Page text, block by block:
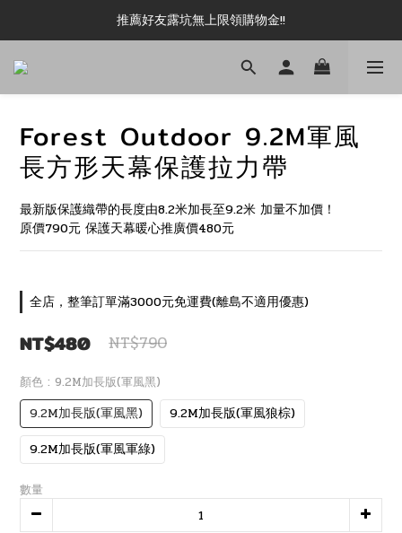
新加入會員即可現領 50元購物金!!
推薦好友露坑無上限領購物金!!
新加入會員即可現領 50元購物金!!
Forest Outdoor 9.2M軍風
長方形天幕保護拉力帶
最新版保護織帶的長度由8.2米加長至9.2米 加量不加價！
原價790元 保護天幕暖心推廣價480元
全店，整筆訂單滿3000元免運費(離島不適用優惠)
NT$480 NT$790
顏色 : 9.2M加長版(軍風黑)
9.2M加長版(軍風黑)
9.2M加長版(軍風狼棕)
9.2M加長版(軍風軍綠)
數量